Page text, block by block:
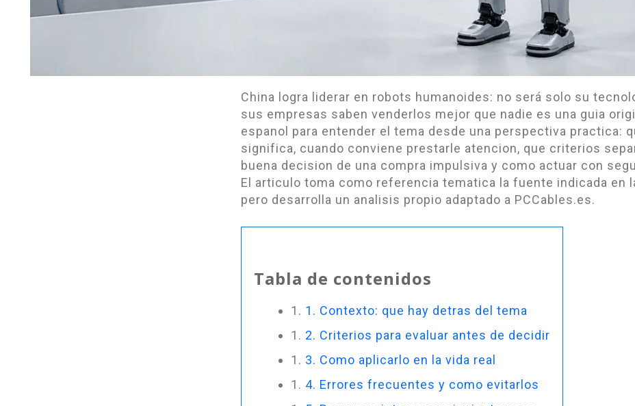
China logra liderar en robots humanoides: no será solo su
sus empresas saben venderlos mejor que nadie es una guia
espanol para entender el tema desde una perspectiva practica:
significa, cuando conviene prestarle atencion, que criterios
buena decision de una compra impulsiva y como actuar con
El articulo toma como referencia tematica la fuente indicada en
pero desarrolla un analisis propio adaptado a PCCables.es.
Tabla de contenidos
1. Contexto: que hay detras del tema
2. Criterios para evaluar antes de decidir
3. Como aplicarlo en la vida real
4. Errores frecuentes y como evitarlos